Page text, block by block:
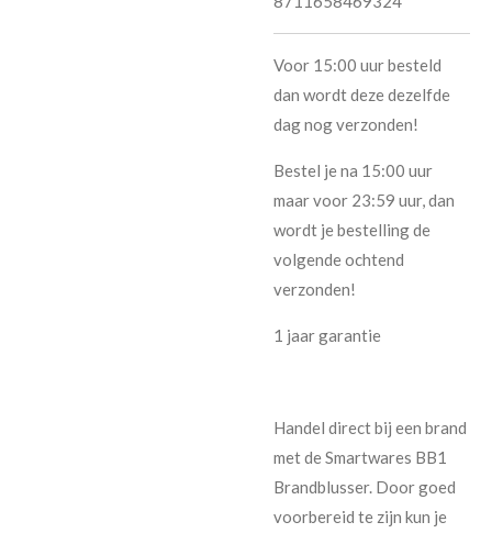
Voor 15:00 uur besteld
dan wordt deze dezelfde
dag nog verzonden!
Bestel je na 15:00 uur
maar voor 23:59 uur, dan
wordt je bestelling de
volgende ochtend
verzonden!
1 jaar garantie
Handel direct bij een brand
met de Smartwares BB1
Brandblusser. Door goed
voorbereid te zijn kun je